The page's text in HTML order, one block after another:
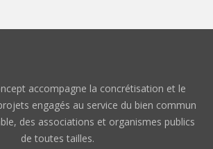
accompagne la concrétisation et le
engagés au service du bien commun
des associations et organismes publics
de toutes tailles.